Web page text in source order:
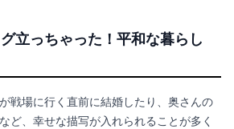
立っちゃった！平和な暮らし
戦場に行く直前に結婚したり、奥さんの
ど、幸せな描写が入れられることが多く